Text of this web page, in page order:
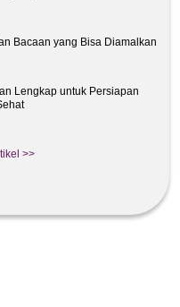
Bacaan yang Bisa Diamalkan
Lengkap untuk Persiapan
>>